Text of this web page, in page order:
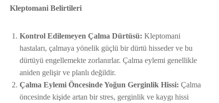
Kleptomani Belirtileri
Kontrol Edilemeyen Çalma Dürtüsü: Kleptomani
hastaları, çalmaya yönelik güçlü bir dürtü hisseder ve bu
dürtüyü engellemekte zorlanırlar. Çalma eylemi genellikle
aniden gelişir ve planlı değildir.
Çalma Eylemi Öncesinde Yoğun Gerginlik Hissi: Çalma
öncesinde kişide artan bir stres, gerginlik ve kaygı hissi